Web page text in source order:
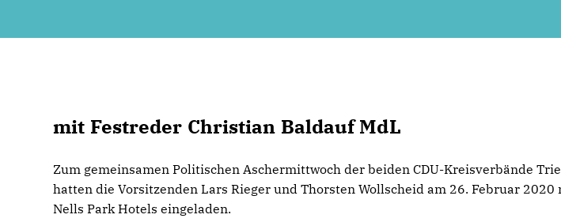
mit Festreder Christian Baldauf MdL
Zum gemeinsamen Politischen Aschermittwoch der beiden CDU-Kreisverbände
hatten die Vorsitzenden Lars Rieger und Thorsten Wollscheid am 26. Februar 2020
Nells Park Hotels eingeladen.